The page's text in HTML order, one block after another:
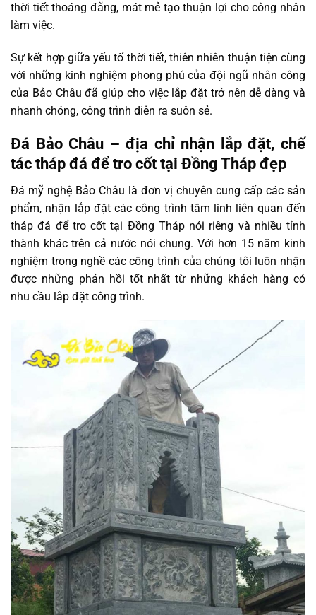
thời tiết thoáng đãng, mát mẻ tạo thuận lợi cho công nhân
làm việc.
Sự kết hợp giữa yếu tố thời tiết, thiên nhiên thuận tiện cùng
với những kinh nghiệm phong phú của đội ngũ nhân công
của Bảo Châu đã giúp cho việc lắp đặt trở nên dễ dàng và
nhanh chóng, công trình diễn ra suôn sẻ.
Đá Bảo Châu – địa chỉ nhận lắp đặt, chế
tác tháp đá để tro cốt tại Đồng Tháp đẹp
Đá mỹ nghệ Bảo Châu là đơn vị chuyên cung cấp các sản
phẩm, nhận lắp đặt các công trình tâm linh liên quan đến
tháp đá để tro cốt tại Đồng Tháp nói riêng và nhiều tỉnh
thành khác trên cả nước nói chung. Với hơn 15 năm kinh
nghiệm trong nghề các công trình của chúng tôi luôn nhận
được những phản hồi tốt nhất từ những khách hàng có
nhu cầu lắp đặt công trình.